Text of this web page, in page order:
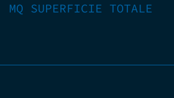
MQ SUPERFICIE TOTALE